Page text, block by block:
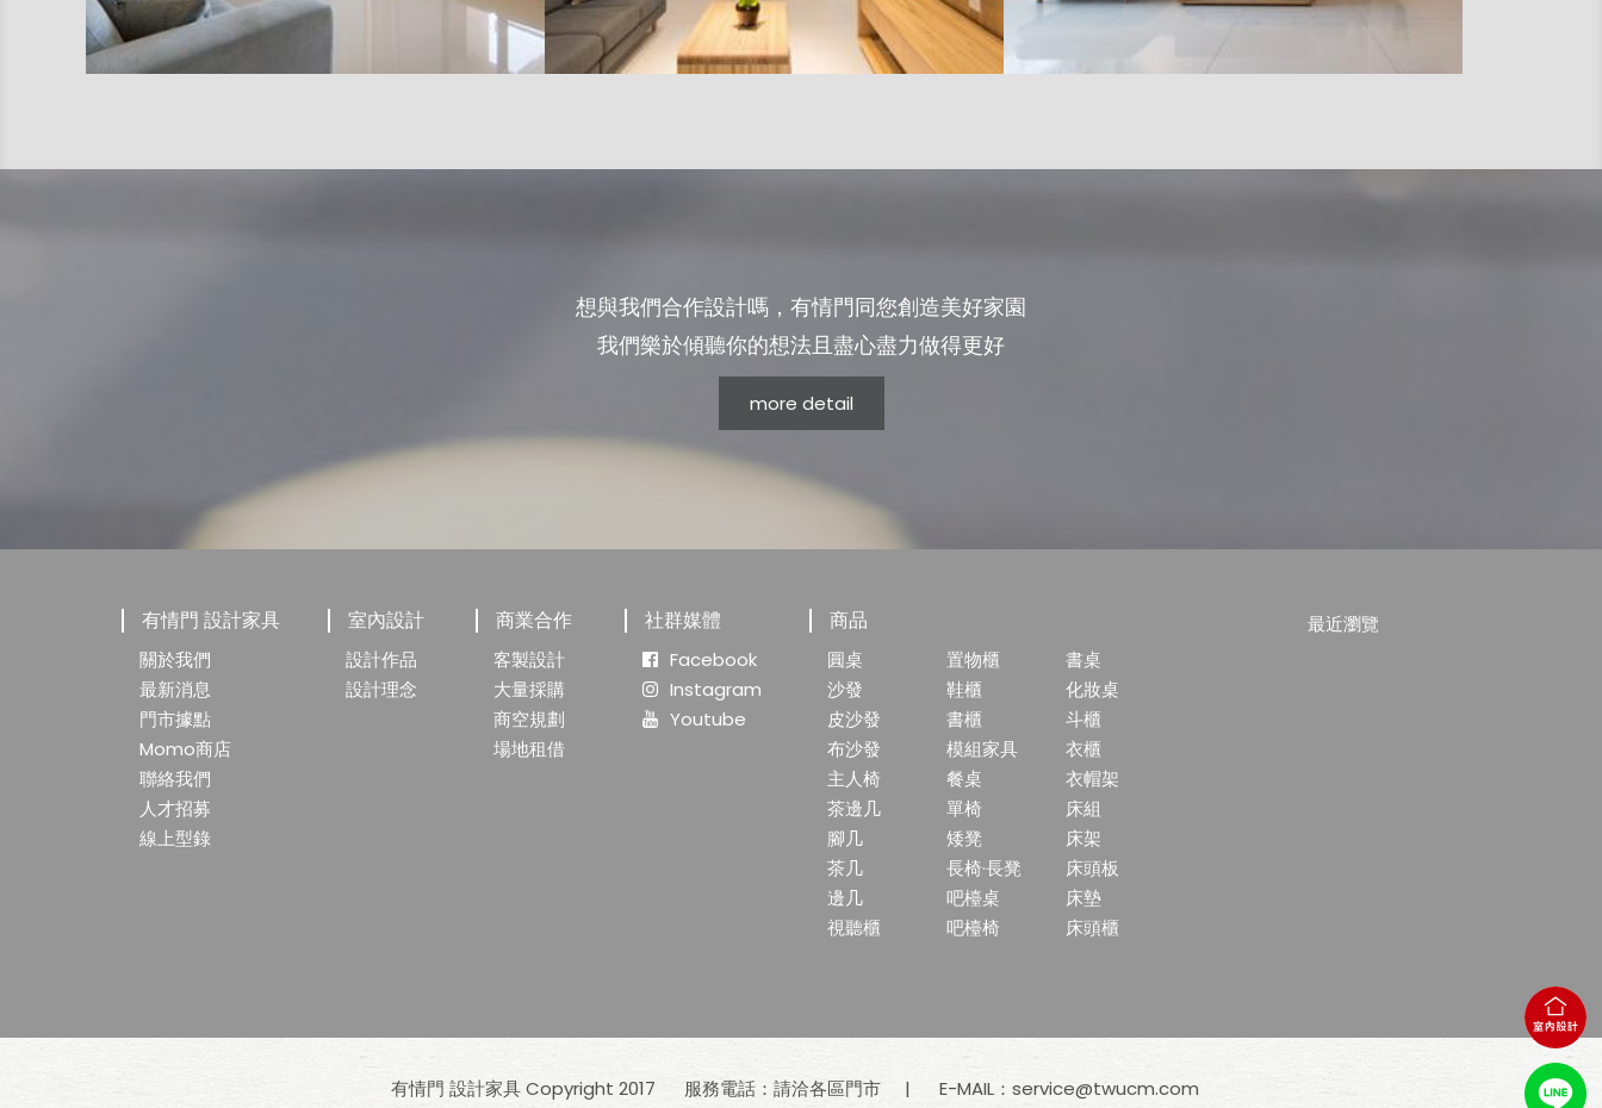
想與我們合作設計嗎，有情門同您創造美好家園
我們樂於傾聽你的想法且盡心盡力做得更好
more detail
有情門 設計家具
關於我們
最新消息
門市據點
Momo商店
聯絡我們
人才招募
線上型錄
室內設計
設計作品
設計理念
商業合作
客製設計
大量採購
商空規劃
場地租借
社群媒體
Facebook
Instagram
Youtube
商品
圓桌
沙發
皮沙發
布沙發
主人椅
茶邊几
腳几
茶几
邊几
視聽櫃
置物櫃
鞋櫃
書櫃
模組家具
餐桌
單椅
矮凳
長椅·長凳
吧檯桌
吧檯椅
書桌
化妝桌
斗櫃
衣櫃
衣帽架
床組
床架
床頭板
床墊
床頭櫃
最近瀏覽
有情門 設計家具 Copyright 2017 服務電話：請洽各區門市 E-MAIL： service@twucm.com